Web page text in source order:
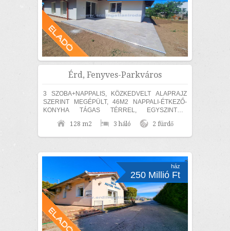
Érd, Fenyves-Parkváros
3 SZOBA+NAPPALIS, KÖZKEDVELT ALAPRAJZ
SZERINT MEGÉPÜLT, 46M2 NAPPALI-ÉTKEZŐ-
KONYHA TÁGAS TÉRREL, EGYSZINTES,
MEDITERRÁN CSALÁDI HÁZ ELADÓ! Érden, a
Fenyves Parkvárosi részen 840m2...
128 m2 3 háló 2 fürdő
ház
250 Millió Ft